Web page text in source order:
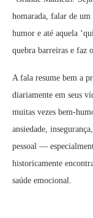
homarada, falar de
humor e até aquela
quebra barreiras e faz
A fala resume bem a
diariamente em seus
muitas vezes bem-
ansiedade,
pessoal —
historicamente
saúde emocional.